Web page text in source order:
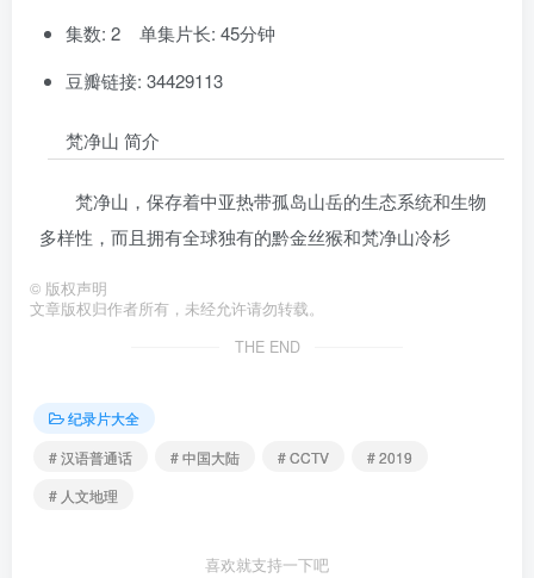
集数: 2 单集片长: 45分钟
豆瓣链接: 34429113
梵净山 简介
梵净山，保存着中亚热带孤岛山岳的生态系统和生物
多样性，而且拥有全球独有的黔金丝猴和梵净山冷杉
© 版权声明
文章版权归作者所有，未经允许请勿转载。
THE END
纪录片大全
# 汉语普通话
# 中国大陆 # CCTV
# 2019
# 人文地理
喜欢就支持一下吧